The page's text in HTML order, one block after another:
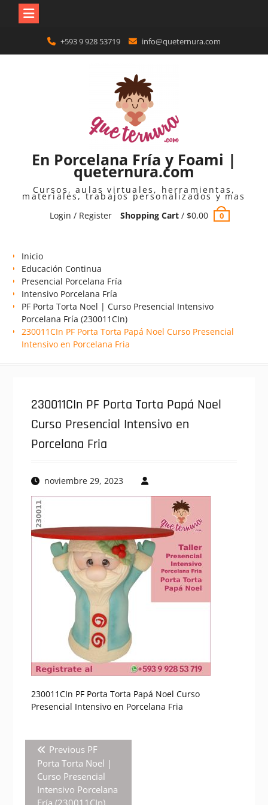
content
+593 9 928 53719 info@queternura.com
En Porcelana Fría y Foami |
queternura.com
Cursos, aulas virtuales, herramientas,
materiales, trabajos personalizados y mas
Login / Register
Shopping Cart/ $0,00 0
Inicio
Educación Continua
Presencial Porcelana Fría
Intensivo Porcelana Fría
PF Porta Torta Noel | Curso Presencial Intensivo
Porcelana Fría (230011CIn)
230011CIn PF Porta Torta Papá Noel Curso Presencial
Intensivo en Porcelana Fria
230011CIn PF Porta Torta Papá Noel
Curso Presencial Intensivo en
Porcelana Fria
noviembre 29, 2023
230011CIn PF Porta Torta Papá Noel Curso
Presencial Intensivo en Porcelana Fria
Navegación
entradas
Previous Previous
post:
PF
Porta Torta Noel |
Curso Presencial
Intensivo Porcelana
Fría (230011CIn)